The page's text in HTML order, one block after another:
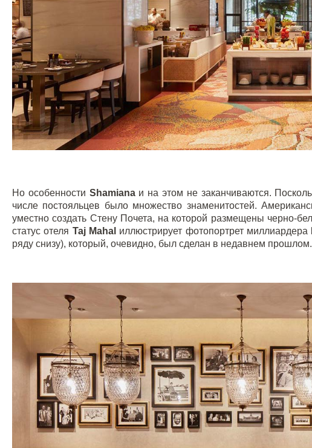
Но особенности Shamianaи на этом не заканчиваются.
числе постояльцев было множество знаменитостей.
уместно создать Стену Почета, на которой размещены черно-
статус отеля Taj Mahal иллюстрирует фотопортрет миллиардера
ряду снизу), который, очевидно, был сделан в недавнем прошлом.